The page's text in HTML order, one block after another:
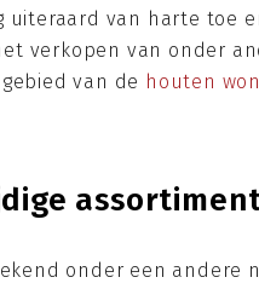
uiteraard van harte toe
verkopen van onder
van de houten
onder een andere